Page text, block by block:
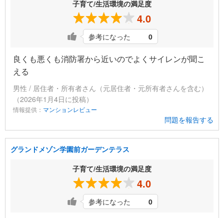
子育て/生活環境の満足度
4.0
参考になった 0
良くも悪くも消防署から近いのでよくサイレンが聞こ
える
男性 / 居住者・所有者さん（元居住者・元所有者さんを含む）
（2026年1月4日に投稿）
情報提供： マンションレビュー
問題を報告する
グランドメゾン学園前ガーデンテラス
子育て/生活環境の満足度
4.0
参考になった 0